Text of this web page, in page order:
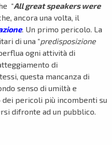
“All great speakers were
ancora una volta, il
. Un primo pericolo. La
di una “predisposizione
ogni attività di
di
questa mancanza di
senso di umiltà e
pericoli più incombenti su
difronte ad un pubblico.